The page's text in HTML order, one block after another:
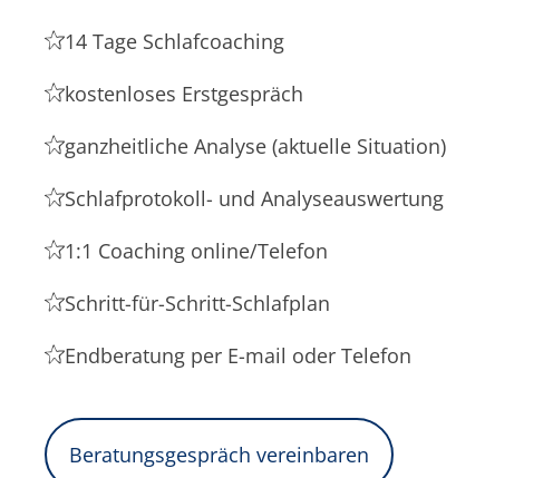
14 Tage Schlafcoaching
kostenloses Erstgespräch
ganzheitliche Analyse (aktuelle Situation)
Schlafprotokoll- und Analyseauswertung
1:1 Coaching online/Telefon
Schritt-für-Schritt-Schlafplan
Endberatung per E-mail oder Telefon
Beratungsgespräch vereinbaren